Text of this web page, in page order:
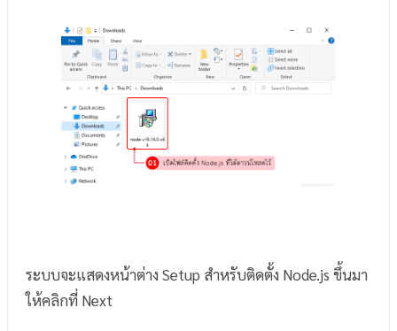
ระบบจะแสดงหน้าต่าง Setup สำหรับติดตั้ง Node.js ขึ้นมา
ให้คลิกที่ Next